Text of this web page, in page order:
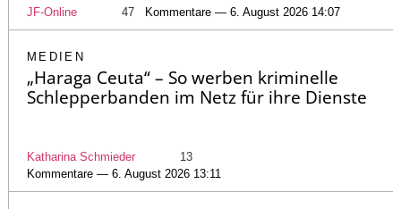
JF-Online 47 Kommentare — 6. August 2026 14:07
MEDIEN
„Haraga Ceuta“ – So werben kriminelle
Schlepperbanden im Netz für ihre Dienste
Katharina Schmieder
13
Kommentare — 6. August 2026 13:11